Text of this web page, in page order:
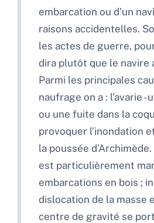
embarcation ou d’un
raisons accidentelles.
les actes de guerre,
dira plutôt que le navire
Parmi les principales
naufrage on a : l’avarie -
ou une fuite dans la
provoquer l’inondation
la poussée
est particulièrement
embarcations en bois ;
dislocation de la masse
centre de gravité se